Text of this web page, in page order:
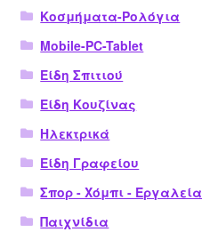
Κοσμήματα-Ρολόγια
Mobile-PC-Tablet
Είδη Σπιτιού
Είδη Κουζίνας
Ηλεκτρικά
Είδη Γραφείου
Σπορ - Χόμπι - Εργαλεία
Παιχνίδια